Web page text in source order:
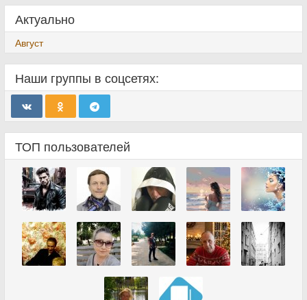
Актуально
Август
Наши группы в соцсетях:
ТОП пользователей